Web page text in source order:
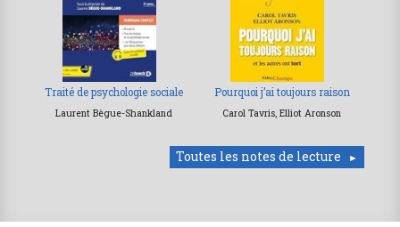
Traité de psychologie sociale
Laurent Bègue-Shankland
Pourquoi j’ai toujours raison
Carol Tavris, Elliot Aronson
Toutes les notes de lecture